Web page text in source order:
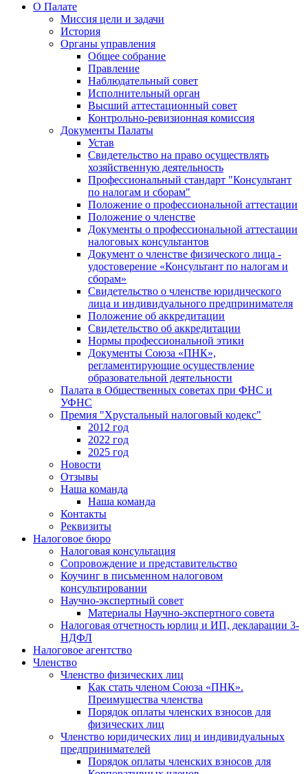
О Палате
Миссия цели и задачи
История
Органы управления
Общее собрание
Правление
Наблюдательный совет
Исполнительный орган
Высший аттестационный совет
Контрольно-ревизионная комиссия
Документы Палаты
Устав
Свидетельство на право осуществлять
хозяйственную деятельность
Профессиональный стандарт "Консультант
по налогам и сборам"
Положение о профессиональной аттестации
Положение о членстве
Документы о профессиональной аттестации
налоговых консультантов
Документ о членстве физического лица -
удостоверение «Консультант по налогам и
сборам»
Свидетельство о членстве юридического
лица и индивидуального предпринимателя
Положение об аккредитации
Свидетельство об аккредитации
Нормы профессиональной этики
Документы Союза «ПНК»,
регламентирующие осуществление
образовательной деятельности
Палата в Общественных советах при ФНС и
УФНС
Премия "Хрустальный налоговый кодекс"
2012 год
2022 год
2025 год
Новости
Отзывы
Наша команда
Наша команда
Контакты
Реквизиты
Налоговое бюро
Налоговая консультация
Cопровождение и представительство
Коучинг в письменном налоговом
консультировании
Научно-экспертный совет
Материалы Научно-экспертного совета
Налоговая отчетность юрлиц и ИП, декларации 3-
НДФЛ
Налоговое агентство
Членство
Членство физических лиц
Как стать членом Союза «ПНК».
Преимущества членства
Порядок оплаты членских взносов для
физических лиц
Членство юридических лиц и индивидуальных
предпринимателей
Порядок оплаты членских взносов для